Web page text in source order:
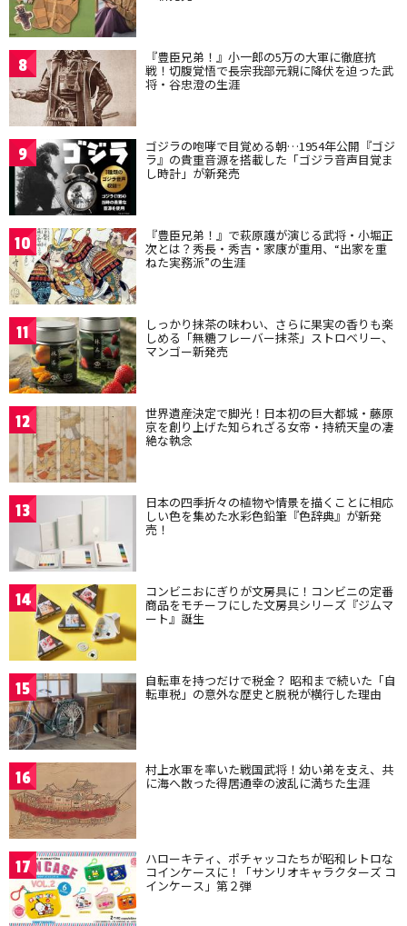
8 『豊臣兄弟！』小一郎の5万の大軍に徹底抗
戦！切腹覚悟で長宗我部元親に降伏を迫った武
将・谷忠澄の生涯
9 ゴジラの咆哮で目覚める朝…1954年公開『ゴジ
ラ』の貴重音源を搭載した「ゴジラ音声目覚ま
し時計」が新発売
10 『豊臣兄弟！』で萩原護が演じる武将・小堀正
次とは？秀長・秀吉・家康が重用、“出家を重
ねた実務派”の生涯
11 しっかり抹茶の味わい、さらに果実の香りも楽
しめる「無糖フレーバー抹茶」ストロベリー、
マンゴー新発売
12 世界遺産決定で脚光！日本初の巨大都城・藤原
京を創り上げた知られざる女帝・持統天皇の凄
絶な執念
13 日本の四季折々の植物や情景を描くことに相応
しい色を集めた水彩色鉛筆『色辞典』が新発
売！
14 コンビニおにぎりが文房具に！コンビニの定番
商品をモチーフにした文房具シリーズ『ジムマ
ート』誕生
15 自転車を持つだけで税金？ 昭和まで続いた「自
転車税」の意外な歴史と脱税が横行した理由
16 村上水軍を率いた戦国武将！幼い弟を支え、共
に海へ散った得居通幸の波乱に満ちた生涯
17 ハローキティ、ポチャッコたちが昭和レトロな
コインケースに！「サンリオキャラクターズ コ
インケース」第２弾